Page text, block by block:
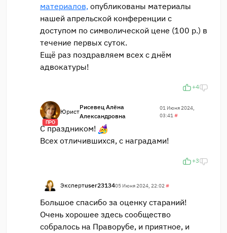
материалов, опубликованы материалы
нашей апрельской конференции с
доступом по символической цене (100 р.) в
течение первых суток.
Ещё раз поздравляем всех с днём
адвокатуры!
+4
ПРО
Юрист
Рисевец Алёна
Александровна
01 Июня 2024,
03:41#
С праздником!
Всех отличившихся, с наградами!
+3
Экспертuser2313405 Июня 2024, 22:02 #
Большое спасибо за оценку стараний!
Очень хорошее здесь сообщество
собралось на Праворубе, и приятное, и